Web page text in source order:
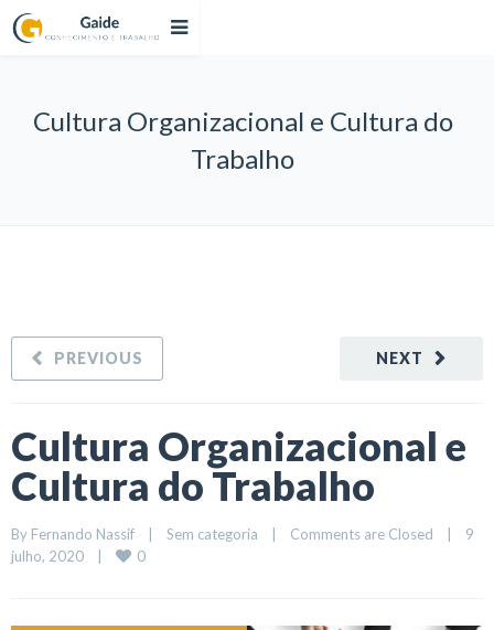
Cultura Organizacional e Cultura do
Trabalho
NEXT
PREVIOUS
Cultura Organizacional e
Cultura do Trabalho
By Fernando Nassif Sem categoria Comments are Closed
9
julho, 2020
0